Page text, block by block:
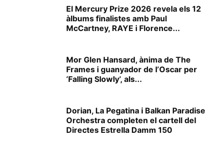
El Mercury Prize 2026 revela els 12
àlbums finalistes amb Paul
McCartney, RAYE i Florence...
Mor Glen Hansard, ànima de The
Frames i guanyador de l’Oscar per
‘Falling Slowly’, als...
Dorian, La Pegatina i Balkan Paradise
Orchestra completen el cartell del
Directes Estrella Damm 150